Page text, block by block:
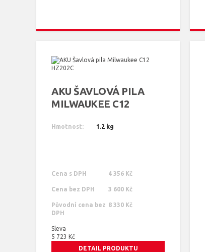
AKU ŠAVLOVÁ PILA
MILWAUKEE C12
Hmotnost: 1.2 kg
Cena s DPH 4 356 Kč
Cena bez DPH 3 600 Kč
Původní cena bez
DPH
8 330 Kč
Sleva
5 723 Kč
DETAIL PRODUKTU